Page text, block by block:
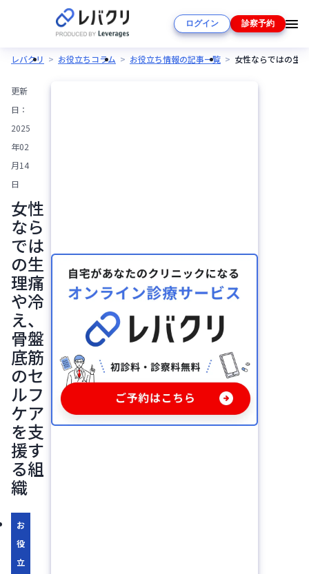
ログイン 診察予約
レバクリ お役立ちコラム お役立ち情報の記事一覧 女性ならではの生
更新
日：
2025
年02
月14
日
女性
なら
では
の生
理痛
や冷
え、
骨盤
底筋
のセ
ルフ
ケア
を支
援す
る組
織
お
役
立